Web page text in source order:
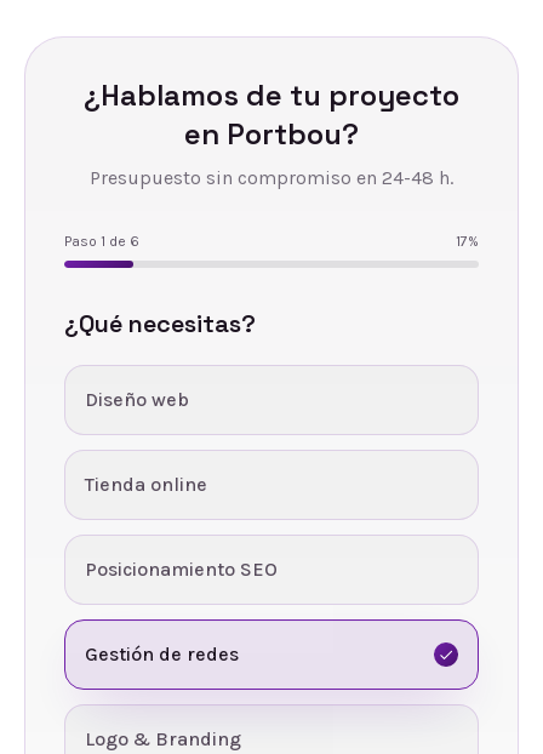
¿Hablamos de tu proyecto
en Portbou?
Presupuesto sin compromiso en 24-48 h.
Paso 1 de 6 17%
¿Qué necesitas?
Diseño web
Tienda online
Posicionamiento SEO
Gestión de redes
Logo & Branding